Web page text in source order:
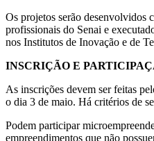
Os projetos serão desenvolvidos
profissionais do Senai e
nos Institutos de Inovação e de
INSCRIÇÃO E
As inscrições devem ser feitas
o dia 3 de maio. Há critérios de
Podem participar
empreendimentos que não